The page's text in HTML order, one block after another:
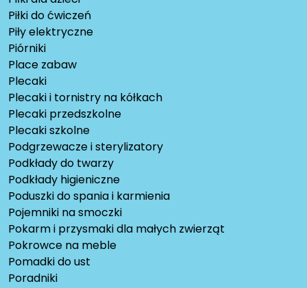
Piłki do ćwiczeń
Piły elektryczne
Piórniki
Place zabaw
Plecaki
Plecaki i tornistry na kółkach
Plecaki przedszkolne
Plecaki szkolne
Podgrzewacze i sterylizatory
Podkłady do twarzy
Podkłady higieniczne
Poduszki do spania i karmienia
Pojemniki na smoczki
Pokarm i przysmaki dla małych zwierząt
Pokrowce na meble
Pomadki do ust
Poradniki